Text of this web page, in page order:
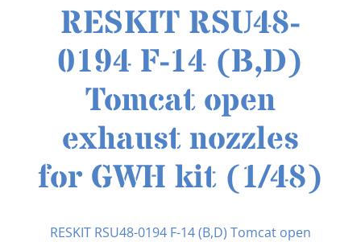
RESKIT RSU48-
0194 F-14 (B,D)
Tomcat open
exhaust nozzles
for GWH kit (1/48)
RESKIT RSU48-0194 F-14 (B,D) Tomcat open